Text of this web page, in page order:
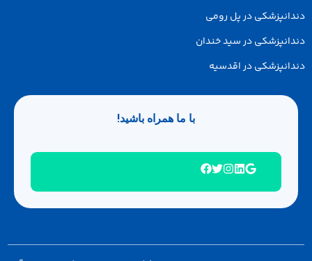
در پل رومی
در سید خندان
در اقدسیه
با ما همراه باشید!